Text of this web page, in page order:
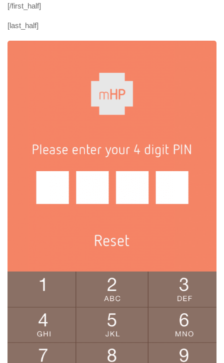
[/first_half]
[last_half]